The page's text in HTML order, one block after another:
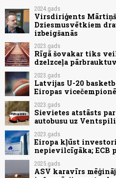
2024.gads
Virsdiriģents
Dziesmusvētkiem
izbeigšanās
2023.gads
Rīgā šovakar tiks
dzelzceļa
2023.gads
Latvijas U-20
Eiropas
2023.gads
Sievietes atstāsts
autobusu uz
2023.gads
Eiropa kļūst
nepievilcīgāka; ECB
2025.gads
ASV karavīrs